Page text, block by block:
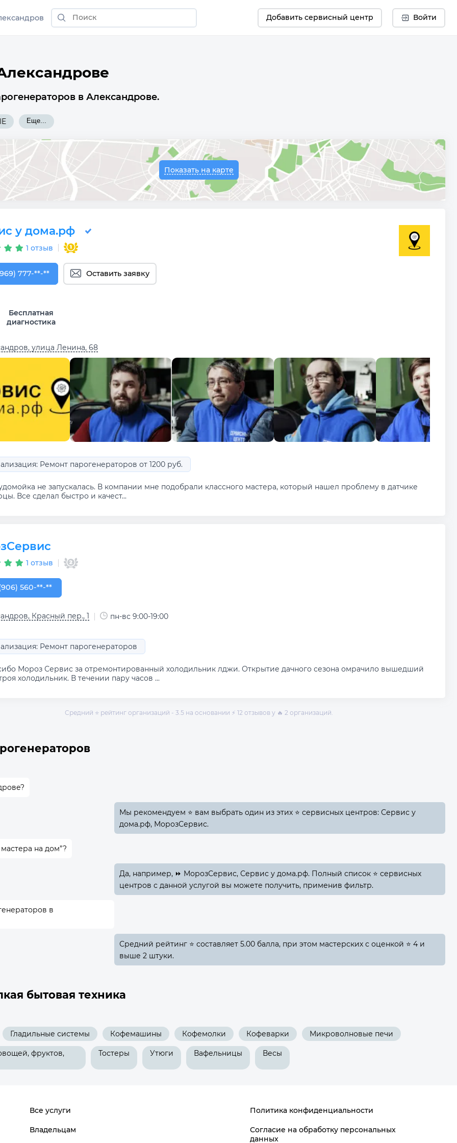
Добавить сервисный центр Войти
в Александрове.
Еще...
Показать на карте
у дома.рф
1 отзыв
777-50-55
777-**-** Оставить заявку
Бесплатная
диагностика
улица Ленина, 68
Ремонт парогенераторов от 1200 руб.
не запускалась. В компании мне подобрали классного мастера, который нашел проблему в датчике
Все сделал быстро и качест...
1 отзыв
560-00-84
560-**-**
Красный пер., 1 пн-вс 9:00-19:00
Ремонт парогенераторов
Мороз Сервис за отремонтированный холодильник лджи. Открытие дачного сезона омрачило вышедший
холодильник. В течении пару часов ...
Средний ⭐ рейтинг организаций - 3.5 на основании ⚡ 12 отзывов у 🔥 2 организаций.
Мы рекомендуем ⭐ вам выбрать один из этих ⭐ сервисных центров: Сервис у
дома.рф, МорозСервис.
на дом”?
Да, например, ⏩ МорозСервис, Сервис у дома.рф. Полный список ⭐ сервисных
центров с данной услугой вы можете получить, применив фильтр.
в
Средний рейтинг ⭐ составляет 5.00 балла, при этом мастерских с оценкой ⭐ 4 и
выше 2 штуки.
бытовая техника
Гладильные системы Кофемашины Кофемолки Кофеварки Микроволновые печи
фруктов,
Тостеры Утюги Вафельницы Весы
Все услуги
Владельцам
Политика конфиденциальности
Согласие на обработку персональных
данных